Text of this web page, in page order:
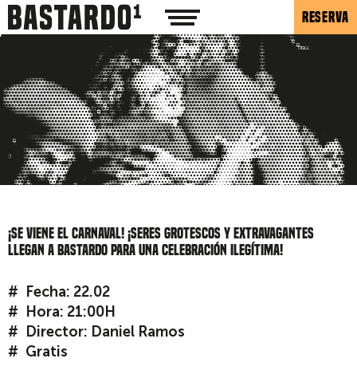
RESERVA
¡Se viene el carnaval! ¡Seres grotescos y extravagantes
llegan a Bastardo para una celebración ilegítima!
Fecha: 22.02
Hora: 21:00H
Director: Daniel Ramos
Gratis